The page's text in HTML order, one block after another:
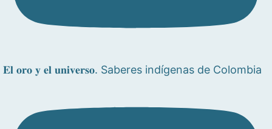
𝐄𝐥 𝐨𝐫𝐨 𝐲 𝐞𝐥 𝐮𝐧𝐢𝐯𝐞𝐫𝐬𝐨. Saberes indígenas de Colombia